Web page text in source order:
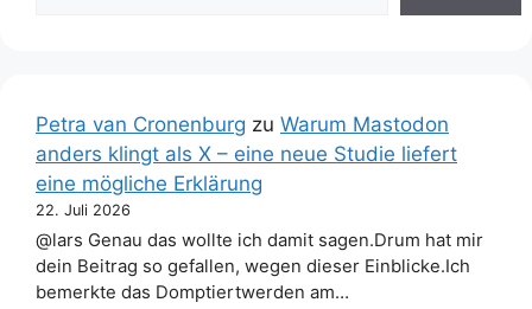
Petra van Cronenburg zu Warum Mastodon
anders klingt als X – eine neue Studie liefert
eine mögliche Erklärung
22. Juli 2026
@lars Genau das wollte ich damit sagen.Drum hat mir
dein Beitrag so gefallen, wegen dieser Einblicke.Ich
bemerkte das Domptiertwerden am…